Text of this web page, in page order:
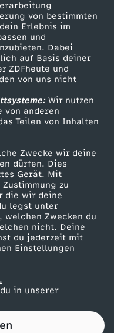
von bestimmten
Erlebnis im
und
Dabei
auf Basis deiner
ZDFheute und
von uns nicht
Wir nutzen
von anderen
Teilen von Inhalten
Zwecke wir deine
dürfen. Dies
Gerät. Mit
zu
die wir deine
legst unter
Zwecken du
nicht. Deine
du jederzeit mit
Einstellungen
in unserer